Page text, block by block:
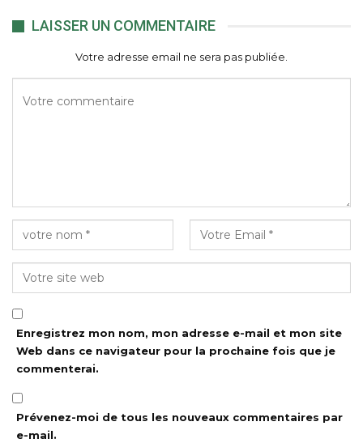
LAISSER UN COMMENTAIRE
Votre adresse email ne sera pas publiée.
Enregistrez mon nom, mon adresse e-mail et mon site
Web dans ce navigateur pour la prochaine fois que je
commenterai.
Prévenez-moi de tous les nouveaux commentaires par
e-mail.